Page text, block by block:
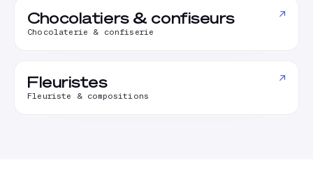
Chocolatiers & confiseurs
Chocolaterie & confiserie
↗
Fleuristes
Fleuriste & compositions
↗